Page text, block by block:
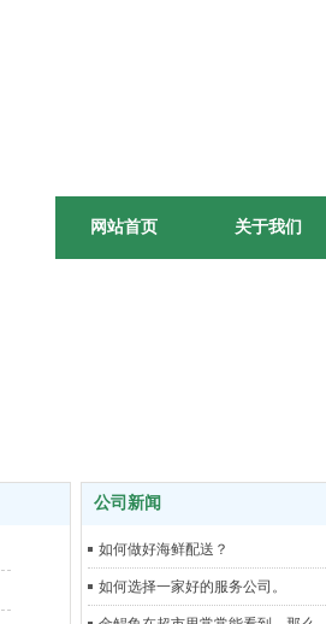
网站首页 关于我们
公司新闻
如何做好海鲜配送？
如何选择一家好的服务公司。